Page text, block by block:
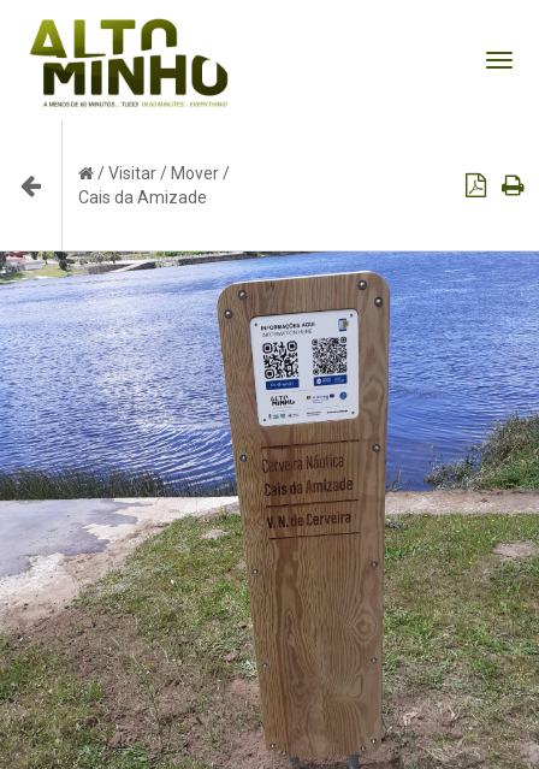
/Visitar/ Mover/
Cais da Amizade